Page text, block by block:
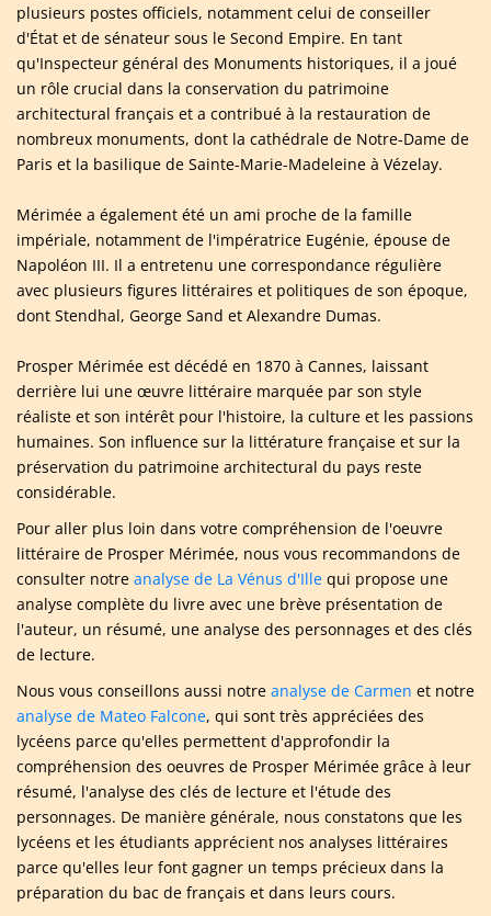
plusieurs postes officiels, notamment celui de conseiller
d'État et de sénateur sous le Second Empire. En tant
qu'Inspecteur général des Monuments historiques, il a joué
un rôle crucial dans la conservation du patrimoine
architectural français et a contribué à la restauration de
nombreux monuments, dont la cathédrale de Notre-Dame de
Paris et la basilique de Sainte-Marie-Madeleine à Vézelay.
Mérimée a également été un ami proche de la famille
impériale, notamment de l'impératrice Eugénie, épouse de
Napoléon III. Il a entretenu une correspondance régulière
avec plusieurs figures littéraires et politiques de son époque,
dont Stendhal, George Sand et Alexandre Dumas.
Prosper Mérimée est décédé en 1870 à Cannes, laissant
derrière lui une œuvre littéraire marquée par son style
réaliste et son intérêt pour l'histoire, la culture et les passions
humaines. Son influence sur la littérature française et sur la
préservation du patrimoine architectural du pays reste
considérable.
Pour aller plus loin dans votre compréhension de l'oeuvre
littéraire de Prosper Mérimée, nous vous recommandons de
consulter notre analyse de La Vénus d'Ille qui propose une
analyse complète du livre avec une brève présentation de
l'auteur, un résumé, une analyse des personnages et des clés
de lecture.
Nous vous conseillons aussi notre analyse de Carmen et notre
analyse de Mateo Falcone, qui sont très appréciées des
lycéens parce qu'elles permettent d'approfondir la
compréhension des oeuvres de Prosper Mérimée grâce à leur
résumé, l'analyse des clés de lecture et l'étude des
personnages. De manière générale, nous constatons que les
lycéens et les étudiants apprécient nos analyses littéraires
parce qu'elles leur font gagner un temps précieux dans la
préparation du bac de français et dans leurs cours.